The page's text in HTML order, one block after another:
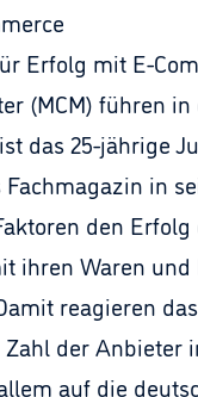
Erfolg mit E-
(MCM) führen
das 25-jährige
in
den
ihren Waren
reagieren
Zahl der
auf die